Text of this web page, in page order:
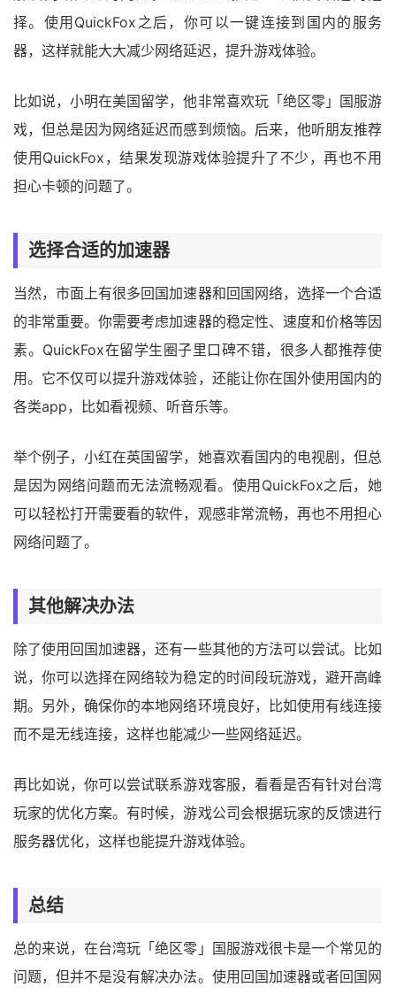
择。使用QuickFox之后，你可以一键连接到国内的服务
器，这样就能大大减少网络延迟，提升游戏体验。
比如说，小明在美国留学，他非常喜欢玩「绝区零」国服游
戏，但总是因为网络延迟而感到烦恼。后来，他听朋友推荐
使用QuickFox，结果发现游戏体验提升了不少，再也不用
担心卡顿的问题了。
选择合适的加速器
当然，市面上有很多回国加速器和回国网络，选择一个合适
的非常重要。你需要考虑加速器的稳定性、速度和价格等因
素。QuickFox在留学生圈子里口碑不错，很多人都推荐使
用。它不仅可以提升游戏体验，还能让你在国外使用国内的
各类app，比如看视频、听音乐等。
举个例子，小红在英国留学，她喜欢看国内的电视剧，但总
是因为网络问题而无法流畅观看。使用QuickFox之后，她
可以轻松打开需要看的软件，观感非常流畅，再也不用担心
网络问题了。
其他解决办法
除了使用回国加速器，还有一些其他的方法可以尝试。比如
说，你可以选择在网络较为稳定的时间段玩游戏，避开高峰
期。另外，确保你的本地网络环境良好，比如使用有线连接
而不是无线连接，这样也能减少一些网络延迟。
再比如说，你可以尝试联系游戏客服，看看是否有针对台湾
玩家的优化方案。有时候，游戏公司会根据玩家的反馈进行
服务器优化，这样也能提升游戏体验。
总结
总的来说，在台湾玩「绝区零」国服游戏很卡是一个常见的
问题，但并不是没有解决办法。使用回国加速器或者回国网